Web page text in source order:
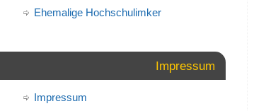
Ehemalige Hochschulimker
Impressum
Impressum